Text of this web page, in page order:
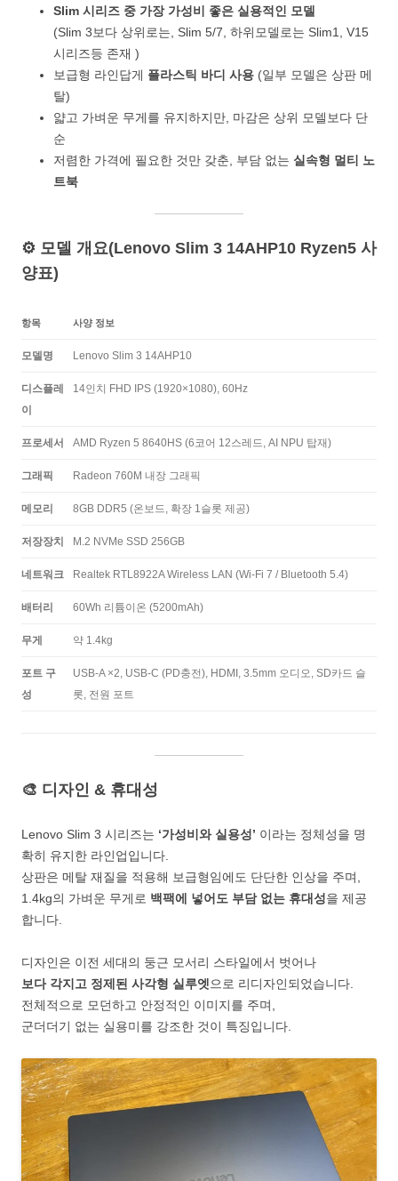
Slim 시리즈 중 가장 가성비 좋은 실용적인 모델
(Slim 3보다 상위로는, Slim 5/7, 하위모델로는 Slim1, V15
시리즈등 존재 )
보급형 라인답게 플라스틱 바디 사용 (일부 모델은 상판 메
탈)
얇고 가벼운 무게를 유지하지만, 마감은 상위 모델보다 단
순
저렴한 가격에 필요한 것만 갖춘, 부담 없는 실속형 멀티 노
트북
⚙️ 모델 개요(Lenovo Slim 3 14AHP10 Ryzen5 사
양표)
항목 사양 정보
모델명 Lenovo Slim 3 14AHP10
디스플레
이
14인치 FHD IPS (1920×1080), 60Hz
프로세서 AMD Ryzen 5 8640HS (6코어 12스레드, AI NPU 탑재)
그래픽 Radeon 760M 내장 그래픽
메모리 8GB DDR5 (온보드, 확장 1슬롯 제공)
저장장치 M.2 NVMe SSD 256GB
네트워크 Realtek RTL8922A Wireless LAN (Wi-Fi 7 / Bluetooth 5.4)
배터리 60Wh 리튬이온 (5200mAh)
무게 약 1.4kg
포트 구
성
USB-A ×2, USB-C (PD충전), HDMI, 3.5mm 오디오, SD카드 슬
롯, 전원 포트
🎨 디자인 & 휴대성
Lenovo Slim 3 시리즈는 ‘가성비와 실용성’ 이라는 정체성을 명
확히 유지한 라인업입니다.
상판은 메탈 재질을 적용해 보급형임에도 단단한 인상을 주며,
1.4kg의 가벼운 무게로 백팩에 넣어도 부담 없는 휴대성을 제공
합니다.
디자인은 이전 세대의 둥근 모서리 스타일에서 벗어나
보다 각지고 정제된 사각형 실루엣으로 리디자인되었습니다.
전체적으로 모던하고 안정적인 이미지를 주며,
군더더기 없는 실용미를 강조한 것이 특징입니다.